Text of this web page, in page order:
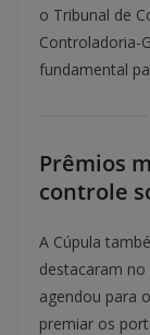
o Tribunal de
Controladoria-
fundamental
Prêmios
controle
A Cúpula
destacaram no
agendou para
premiar os